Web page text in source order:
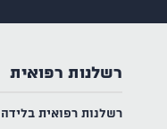
רשלנות רפואית
רשלנות רפואית בלידה